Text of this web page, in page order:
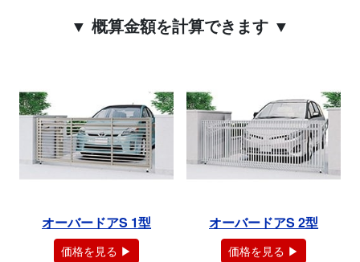
▼ 概算金額を計算できます ▼
オーバードアS 1型
価格を見る ▶
オーバードアS 2型
価格を見る ▶